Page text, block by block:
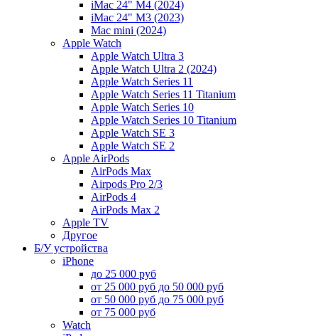
iMac 24" M4 (2024)
iMac 24" M3 (2023)
Mac mini (2024)
Apple Watch
Apple Watch Ultra 3
Apple Watch Ultra 2 (2024)
Apple Watch Series 11
Apple Watch Series 11 Titanium
Apple Watch Series 10
Apple Watch Series 10 Titanium
Apple Watch SE 3
Apple Watch SE 2
Apple AirPods
AirPods Max
Airpods Pro 2/3
AirPods 4
AirPods Max 2
Apple TV
Другое
Б/У устройства
iPhone
до 25 000 руб
от 25 000 руб до 50 000 руб
от 50 000 руб до 75 000 руб
от 75 000 руб
Watch